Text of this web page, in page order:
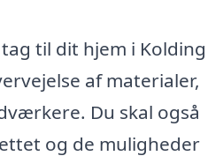
til dit hjem i Kolding
af materialer,
Du skal også
og de muligheder